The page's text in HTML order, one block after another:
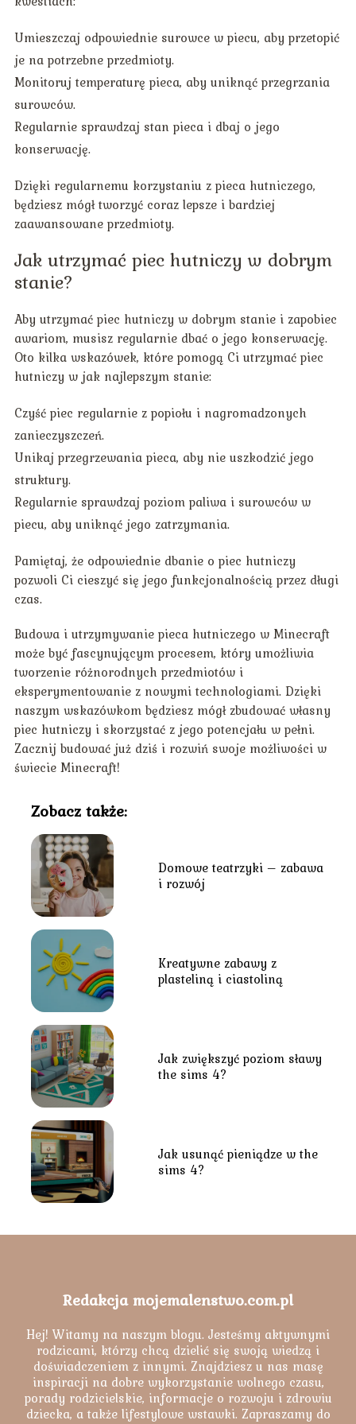
Umieszczaj odpowiednie surowce w piecu, aby przetopić
je na potrzebne przedmioty.
Monitoruj temperaturę pieca, aby uniknąć przegrzania
surowców.
Regularnie sprawdzaj stan pieca i dbaj o jego
konserwację.
Dzięki regularnemu korzystaniu z pieca hutniczego,
będziesz mógł tworzyć coraz lepsze i bardziej
zaawansowane przedmioty.
Jak utrzymać piec hutniczy w dobrym
stanie?
Aby utrzymać piec hutniczy w dobrym stanie i zapobiec
awariom, musisz regularnie dbać o jego konserwację.
Oto kilka wskazówek, które pomogą Ci utrzymać piec
hutniczy w jak najlepszym stanie:
Czyść piec regularnie z popiołu i nagromadzonych
zanieczyszczeń.
Unikaj przegrzewania pieca, aby nie uszkodzić jego
struktury.
Regularnie sprawdzaj poziom paliwa i surowców w
piecu, aby uniknąć jego zatrzymania.
Pamiętaj, że odpowiednie dbanie o piec hutniczy
pozwoli Ci cieszyć się jego funkcjonalnością przez długi
czas.
Budowa i utrzymywanie pieca hutniczego w Minecraft
może być fascynującym procesem, który umożliwia
tworzenie różnorodnych przedmiotów i
eksperymentowanie z nowymi technologiami. Dzięki
naszym wskazówkom będziesz mógł zbudować własny
piec hutniczy i skorzystać z jego potencjału w pełni.
Zacznij budować już dziś i rozwiń swoje możliwości w
świecie Minecraft!
Zobacz także:
Domowe teatrzyki – zabawa
i rozwój
Kreatywne zabawy z
plasteliną i ciastoliną
Jak zwiększyć poziom sławy
the sims 4?
Jak usunąć pieniądze w the
sims 4?
Redakcja mojemalenstwo.com.pl
Hej! Witamy na naszym blogu. Jesteśmy aktywnymi
rodzicami, którzy chcą dzielić się swoją wiedzą i
doświadczeniem z innymi. Znajdziesz u nas masę
inspiracji na dobre wykorzystanie wolnego czasu,
porady rodzicielskie, informacje o rozwoju i zdrowiu
dziecka, a także lifestylowe wstawki. Zapraszamy do